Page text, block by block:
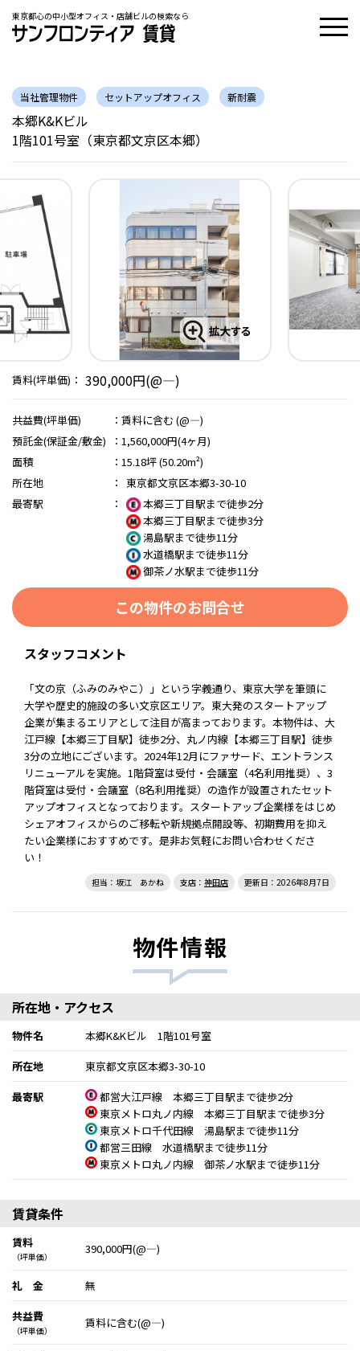
東京都心の中小型オフィス・店舗ビルの検索なら
当社管理物件 セットアップオフィス 新耐震
本郷K&Kビル
1階101号室（東京都文京区本郷）
賃料(坪単価)： 390,000円(@―)
共益費(坪単価) ： 賃料に含む (@―)
預託金(保証金/敷金)
： 1,560,000円(4ヶ月)
面積
： 15.18坪 (50.20m²)
所在地
：
東京都文京区本郷3-30-10
最寄駅
：
本郷三丁目駅まで徒歩2分
本郷三丁目駅まで徒歩3分
湯島駅まで徒歩11分
水道橋駅まで徒歩11分
御茶ノ水駅まで徒歩11分
この物件のお問合せ
スタッフコメント
「文の京（ふみのみやこ）」という字義通り、東京大学を筆頭に
大学や歴史的施設の多い文京区エリア。東大発のスタートアップ
企業が集まるエリアとして注目が高まっております。本物件は、大
江戸線【本郷三丁目駅】徒歩2分、丸ノ内線【本郷三丁目駅】徒歩
3分の立地にございます。2024年12月にファサード、エントランス
リニューアルを実施。1階貸室は受付・会議室（4名利用推奨）、3
階貸室は受付・会議室（8名利用推奨）の造作が設置されたセット
アップオフィスとなっております。スタートアップ企業様をはじめ
シェアオフィスからのご移転や新規拠点開設等、初期費用を抑え
たい企業様におすすめです。是非お気軽にお問い合わせくださ
い！
担当：坂江 あかね 支店： 神田店 更新日：2026年8月7日
物件情報
所在地・アクセス
物件名
本郷K&Kビル 1階101号室
所在地
東京都文京区本郷3-30-10
最寄駅
都営大江戸線 本郷三丁目駅まで徒歩2分
東京メトロ丸ノ内線 本郷三丁目駅まで徒歩3分
東京メトロ千代田線 湯島駅まで徒歩11分
都営三田線 水道橋駅まで徒歩11分
東京メトロ丸ノ内線 御茶ノ水駅まで徒歩11分
賃貸条件
賃料
（坪単価）
390,000円(@―)
礼 金
無
共益費
（坪単価）
賃料に含む(@―)